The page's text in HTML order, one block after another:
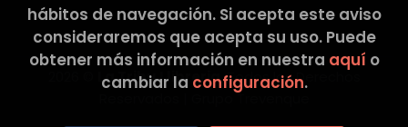
La Tribu Llibreria. Todos los Derechos
Grupo Trevenque
hábitos de navegación. Si acepta este aviso
consideraremos que acepta su uso. Puede
obtener más información en nuestra aquí o
cambiar la configuración.